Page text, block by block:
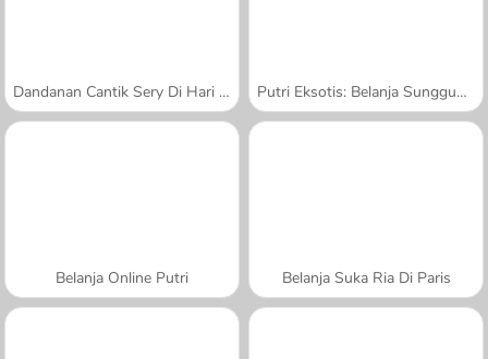
Dandanan Cantik Sery Di Hari Belanja Putri Eksotis: Belanja Sungguhan
Belanja Online Putri Belanja Suka Ria Di Paris